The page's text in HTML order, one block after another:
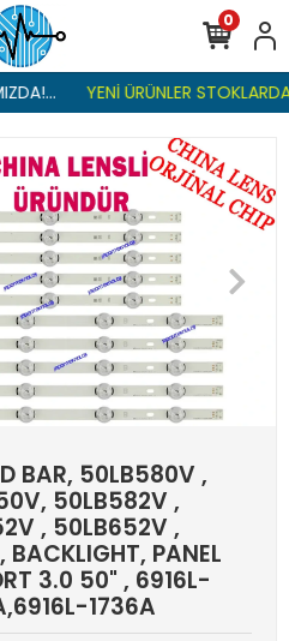
YENİ ÜRÜNLER
0
BAR, 50LB580V ,
50LB582V ,
, 50LB652V ,
PANEL
3.0 50" , 6916L-
1736A